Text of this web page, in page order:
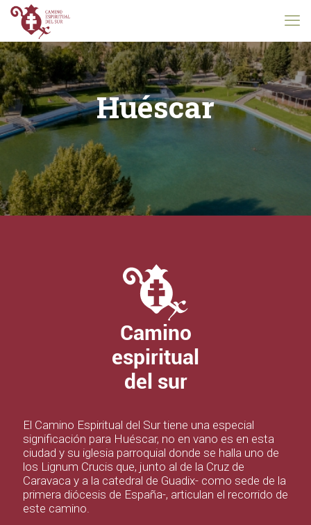
Huéscar
Camino
espiritual
del sur
El Camino Espiritual del Sur tiene una especial
significación para Huéscar, no en vano es en esta
ciudad y su iglesia parroquial donde se halla uno de
los Lignum Crucis que, junto al de la Cruz de
Caravaca y a la catedral de Guadix- como sede de la
primera diócesis de España-, articulan el recorrido de
este camino.